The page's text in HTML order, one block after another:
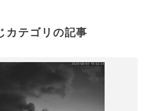
カテゴリの記事